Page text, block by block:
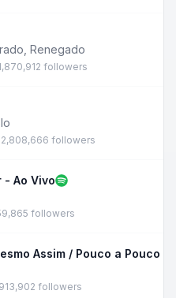
Renegado
followers
2,808,666 followers
- Ao Vivo
followers
Assim / Pouco a Pouco -
913,902 followers